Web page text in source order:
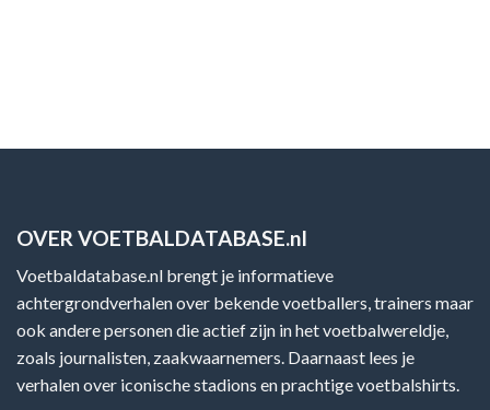
OVER VOETBALDATABASE.nl
Voetbaldatabase.nl brengt je informatieve
achtergrondverhalen over bekende voetballers, trainers maar
ook andere personen die actief zijn in het voetbalwereldje,
zoals journalisten, zaakwaarnemers. Daarnaast lees je
verhalen over iconische stadions en prachtige voetbalshirts.